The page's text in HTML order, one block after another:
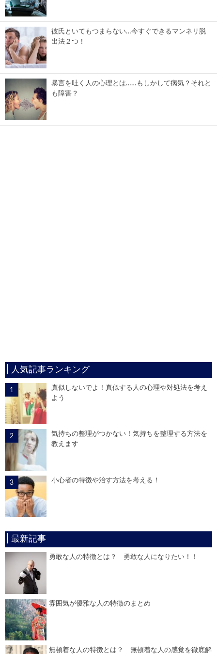
彼氏といてもつまらない…今すぐできるマンネリ脱
出法２つ！
暴言を吐く人の心理とは……もしかして病気？それと
も障害？
人気記事ランキング
真似しないでよ！真似する人の心理や対処法を考え
よう
気持ちの整理がつかない！気持ちを整理する方法を
教えます
小心者の特徴や治す方法を考える！
最新記事
勇敢な人の特徴とは？ 勇敢な人になりたい！！
雰囲気が優雅な人の特徴のまとめ
無頓着な人の特徴とは？ 無頓着な人の感覚を徹底解